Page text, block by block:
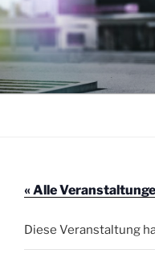
Zum
Inhalt
springen
AKTION
Veranstaltungen im
« Alle
Diese Veranstaltung